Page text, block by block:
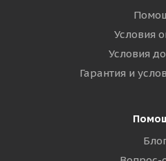
Условия
Условия
Гарантия и